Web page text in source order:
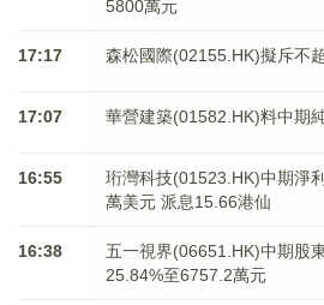
5800萬元
17:17 森松國際(02155.HK)擬斥不
17:07 華營建築(01582.HK)料中期
16:55
珩灣科技(01523.HK)中期淨
萬美元 派息15.66港仙
16:38
五一視界(06651.HK)中期股
25.84%至6757.2萬元